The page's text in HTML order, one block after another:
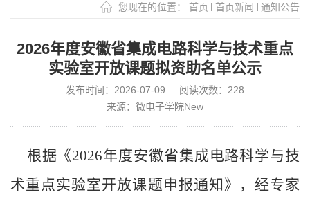
您现在的位置： 首页 首页新闻 通知公告
2026年度安徽省集成电路科学与技术重点
实验室开放课题拟资助名单公示
发布时间：2026-07-09 阅读次数： 228
来源：微电子学院New
根据《2026年度安徽省集成电路科学与技
术重点实验室开放课题申报通知》，经专家